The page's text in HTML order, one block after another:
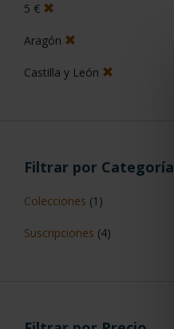
5 €
Aragón
Castilla y León
Filtrar por Categoría
Colecciones (1)
Suscripciones (4)